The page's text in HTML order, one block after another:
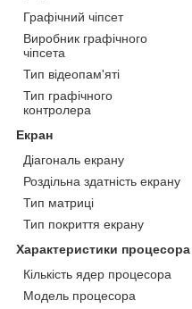
Графічний чіпсет
Виробник графічного
чіпсета
Тип відеопам'яті
Тип графічного
контролера
Екран
Діагональ екрану
Роздільна здатність екрану
Тип матриці
Тип покриття екрану
Характеристики процесора
Кількість ядер процесора
Модель процесора